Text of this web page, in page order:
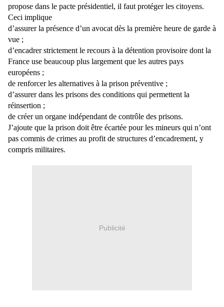
propose dans le pacte présidentiel, il faut protéger les citoyens.
Ceci implique
d’assurer la présence d’un avocat dès la première heure de garde à
vue ;
d’encadrer strictement le recours à la détention provisoire dont la
France use beaucoup plus largement que les autres pays
européens ;
de renforcer les alternatives à la prison préventive ;
d’assurer dans les prisons des conditions qui permettent la
réinsertion ;
de créer un organe indépendant de contrôle des prisons.
J’ajoute que la prison doit être écartée pour les mineurs qui n’ont
pas commis de crimes au profit de structures d’encadrement, y
compris militaires.
Publicité